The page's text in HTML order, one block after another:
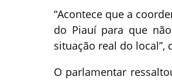
“Acontece que a
do Piauí para que
situação real do local”,
O parlamentar